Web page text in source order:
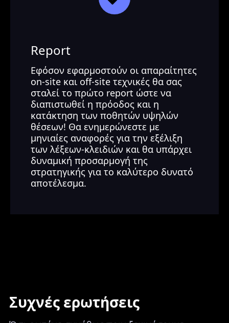
Report
Εφόσον εφαρμοστούν οι απαραίτητες
on-site και off-site τεχνικές θα σας
σταλεί το πρώτο report ώστε να
διαπιστωθεί η πρόοδος και η
κατάκτηση των ποθητών υψηλών
θέσεων! Θα ενημερώνεστε με
μηνιαίες αναφορές για την εξέλιξη
των λέξεων-κλειδιών και θα υπάρχει
δυναμική προσαρμογή της
στρατηγικής για το καλύτερο δυνατό
αποτέλεσμα.
Συχνές ερωτήσεις